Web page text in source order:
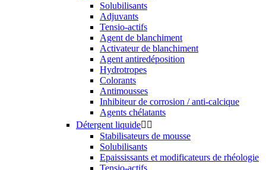
Solubilisants
Adjuvants
Tensio-actifs
Agent de blanchiment
Activateur de blanchiment
Agent antiredéposition
Hydrotropes
Colorants
Antimousses
Inhibiteur de corrosion / anti-calcique
Agents chélatants
Détergent liquide 
Stabilisateurs de mousse
Solubilisants
Epaississants et modificateurs de rhéologie
Tensio-actifs